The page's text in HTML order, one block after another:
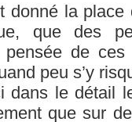
donné la place
que des
pensée de
peu s’y
le détail
que sur